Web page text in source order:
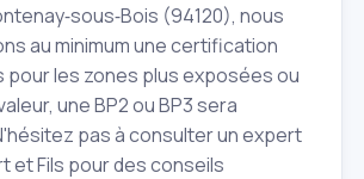
(94120), nous
au minimum une certification
pour les zones plus exposées ou
une BP2 ou BP3 sera
pas à consulter un expert
et Fils pour des conseils